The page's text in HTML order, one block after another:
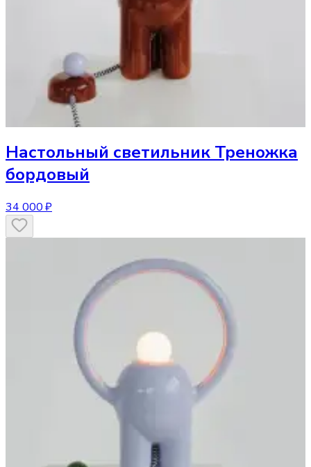
Настольный светильник Треножка
бордовый
34 000 ₽